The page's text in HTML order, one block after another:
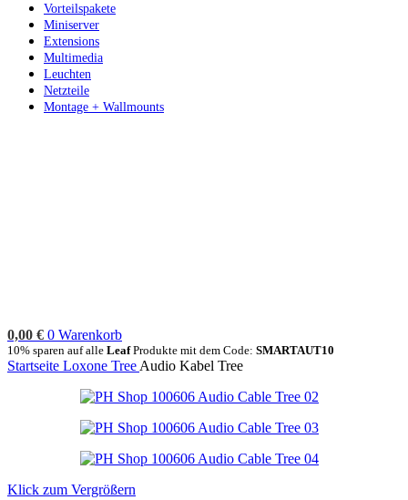
Vorteilspakete
Miniserver
Extensions
Multimedia
Leuchten
Netzteile
Montage + Wallmounts
0,00 € 0 Warenkorb
10% sparen auf alle LeafProdukte mit dem Code: SMARTAUT10
Startseite Loxone Tree Audio Kabel Tree
Klick zum Vergrößern